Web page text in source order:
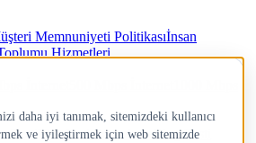
Memnuniyeti Politikasıİnsan
Hizmetleri
Testi IP Adresi SorgulamaPing Testi